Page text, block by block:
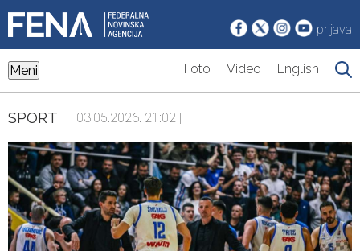
prijava
Meni Foto Video English
SPORT | 03.05.2026. 21:02 |